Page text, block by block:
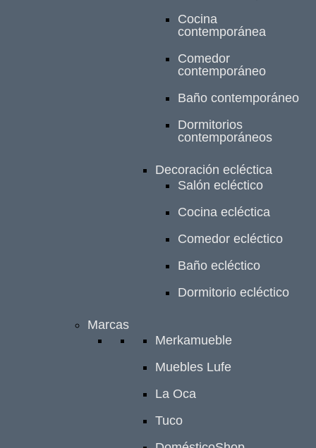
Cocina
contemporánea
Comedor
contemporáneo
Baño contemporáneo
Dormitorios
contemporáneos
Decoración ecléctica
Salón ecléctico
Cocina ecléctica
Comedor ecléctico
Baño ecléctico
Dormitorio ecléctico
Marcas
Merkamueble
Muebles Lufe
La Oca
Tuco